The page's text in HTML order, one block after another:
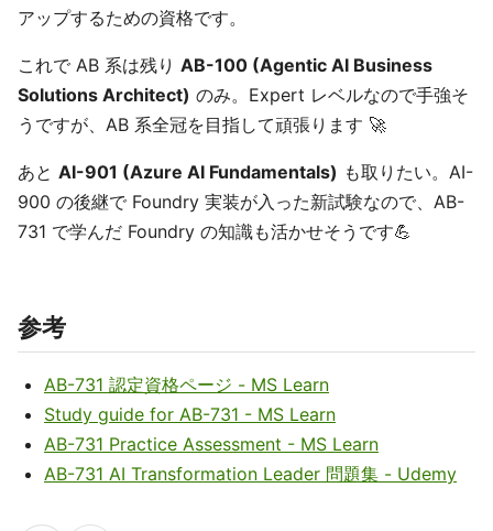
アップするための資格です。
これで AB 系は残り AB-100 (Agentic AI Business
Solutions Architect) のみ。Expert レベルなので手強そ
うですが、AB 系全冠を目指して頑張ります 🚀
あと AI-901 (Azure AI Fundamentals) も取りたい。AI-
900 の後継で Foundry 実装が入った新試験なので、AB-
731 で学んだ Foundry の知識も活かせそうです💪
参考
AB-731 認定資格ページ - MS Learn
Study guide for AB-731 - MS Learn
AB-731 Practice Assessment - MS Learn
AB-731 AI Transformation Leader 問題集 - Udemy